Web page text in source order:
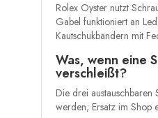
Rolex Oyster nutzt
Gabel funktioniert an
Kautschukbändern mit
Was, wenn eine
verschleißt?
Die drei austauschbaren
werden; Ersatz im Shop